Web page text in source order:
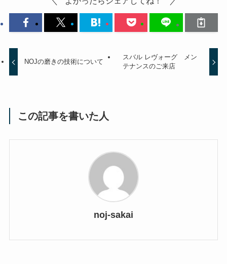
NOJの磨きの技術について
スバル レヴォーグ メン
テナンスのご来店
この記事を書いた人
noj-sakai